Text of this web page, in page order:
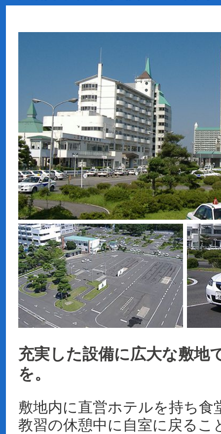
充実した設備に広大な敷地
を。
敷地内に直営ホテルを持ち食
教習の休憩中に自室に戻るこ